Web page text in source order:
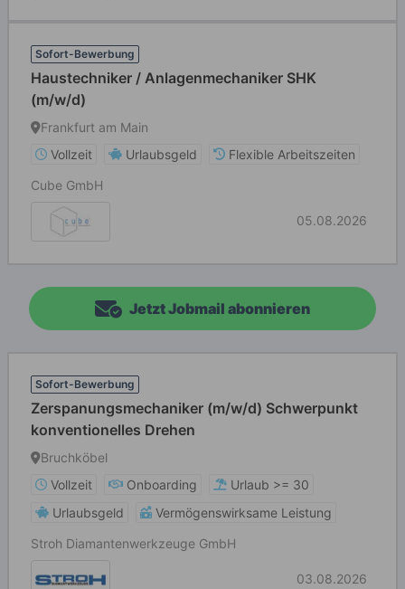
Sofort-Bewerbung
Haustechniker / Anlagenmechaniker SHK
(m/w/d)
Frankfurt am Main
Vollzeit
Urlaubsgeld
Flexible Arbeitszeiten
Cube GmbH
05.08.2026
Jetzt Jobmail abonnieren
Sofort-Bewerbung
Zerspanungsmechaniker (m/w/d) Schwerpunkt
konventionelles Drehen
Bruchköbel
Vollzeit
Onboarding
Urlaub >= 30
Urlaubsgeld
Vermögenswirksame Leistung
Stroh Diamantenwerkzeuge GmbH
03.08.2026